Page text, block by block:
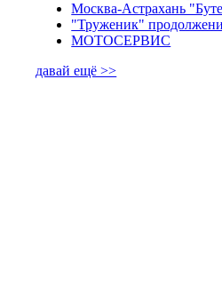
Москва-Астрахань
"Труженик"
МОТОСЕРВИС
давай ещё >>